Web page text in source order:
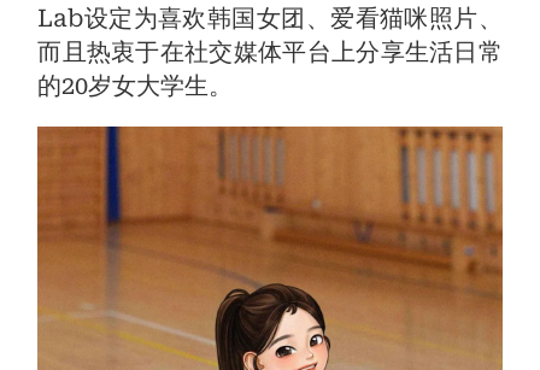
Lab设定为喜欢韩国女团、爱看猫咪照片、
而且热衷于在社交媒体平台上分享生活日常
的20岁女大学生。